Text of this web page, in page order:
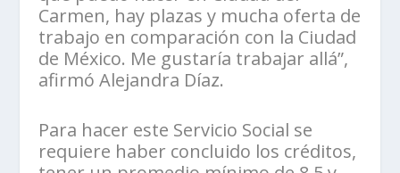
Carmen, hay plazas y mucha oferta de
trabajo en comparación con la Ciudad
de México. Me gustaría trabajar allá”,
afirmó Alejandra Díaz.
Para hacer este Servicio Social se
requiere haber concluido los créditos,